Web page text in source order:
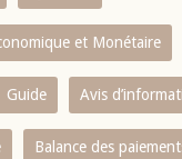
et Monétaire
Guide Avis
Balance des